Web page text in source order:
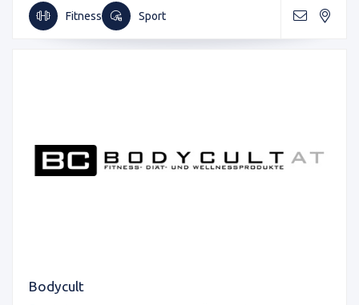
Fitness Sport
Bodycult